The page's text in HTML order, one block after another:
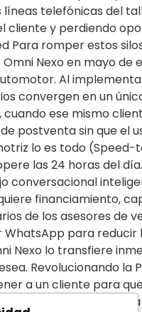
líneas telefónicas del
cliente y perdiendo
Para romper estos
Nexo en mayo
Al
convergen en un
cuando ese mismo
postventa sin que el
lo es todo (Speed-
las 24 horas del
conversacional
financiamiento,
de los asesores de
para reducir
Nexo lo transfiere
Revolucionando
a un cliente para
Centro de